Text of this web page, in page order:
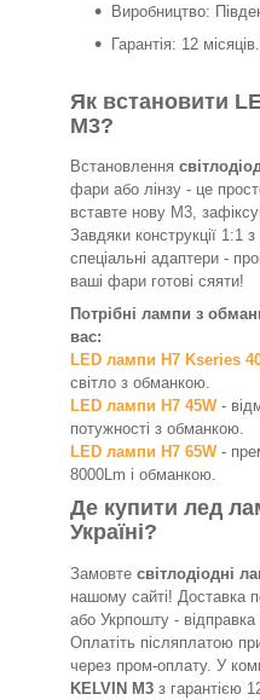
Виробництво:
Гарантія: 12 місяців.
Як встановити
M3?
Встановлення
фари або лінзу - це
вставте нову M3,
Завдяки конструкції 1:1
спеціальні адаптери -
ваші фари готові сяяти!
Потрібні лампи з
вас:
LED лампи H7 Kseries
світло з обманкою.
LED лампи H7 45W-
потужності з обманкою.
LED лампи H7 65W-
8000Lm і обманкою.
Де купити лед
Україні?
Замовте світлодіодні
нашому сайті! Доставка
або Укрпошту -
Оплатіть післяплатою
через пром-оплату. У
KELVIN M3 з гарантією